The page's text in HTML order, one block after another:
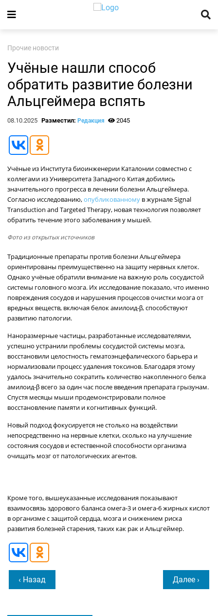
Прочие новости
Учёные нашли способ
обратить развитие болезни
Альцгеймера вспять
08.10.2025 Разместил: Редакция 2045
Учёные из Института биоинженерии Каталонии совместно с
коллегами из Университета Западного Китая добились
значительного прогресса в лечении болезни Альцгеймера.
Согласно исследованию,опубликованному в журнале Signal
Transduction and Targeted Therapy, новая технология позволяет
обратить течение этого заболевания у мышей.
Фото из открытых источников
Традиционные препараты против болезни Альцгеймера
ориентированы преимущественно на защиту нервных клеток.
Однако учёные обратили внимание на важную роль сосудистой
системы головного мозга. Их исследование показало, что именно
повреждения сосудов и нарушения процессов очистки мозга от
вредных веществ, включая белок амилоид-β, способствуют
развитию патологии.
Наноразмерные частицы, разработанные исследователями,
успешно устранили проблемы сосудистой системы мозга,
восстановили целостность гематоэнцефалического барьера и
нормализовали процесс удаления токсинов. Благодаря этому
удалось значительно сократить количество накопленного белка
амилоид-β всего за один час после введения препарата грызунам.
Спустя месяцы мыши продемонстрировали полное
восстановление памяти и когнитивных функций.
Новый подход фокусируется не столько на воздействии
непосредственно на нервные клетки, сколько на улучшение
состояния сосудов и естественной способности организма
очищать мозг от патологических агентов.
Кроме того, вышеуказанные исследования показывают
взаимосвязь здорового баланса омега-3 и омега-6 жирных кислот
в организме с защитой сердца, мозга и снижением риска
развития болезней старения, таких как рак и Альцгеймер.
‹ Назад Далее ›